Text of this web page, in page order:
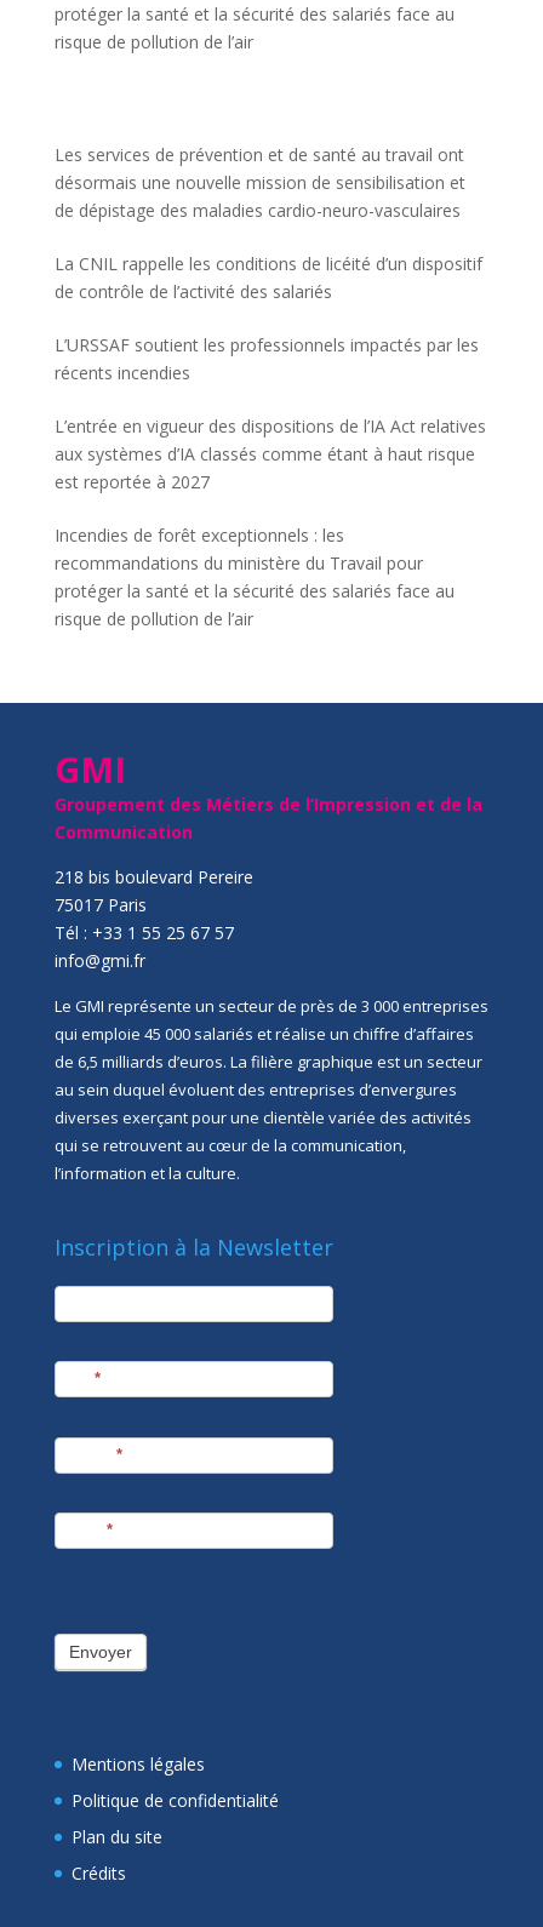
protéger la santé et la sécurité des salariés face au
risque de pollution de l’air
Les services de prévention et de santé au travail ont
désormais une nouvelle mission de sensibilisation et
de dépistage des maladies cardio-neuro-vasculaires
La CNIL rappelle les conditions de licéité d’un dispositif
de contrôle de l’activité des salariés
L’URSSAF soutient les professionnels impactés par les
récents incendies
L’entrée en vigueur des dispositions de l’IA Act relatives
aux systèmes d’IA classés comme étant à haut risque
est reportée à 2027
Incendies de forêt exceptionnels : les
recommandations du ministère du Travail pour
protéger la santé et la sécurité des salariés face au
risque de pollution de l’air
GMI
Groupement des Métiers de l’Impression et de la
Communication
218 bis boulevard Pereire
75017 Paris
Tél : +33 1 55 25 67 57
info@gmi.fr
Le GMI représente un secteur de près de 3 000 entreprises
qui emploie 45 000 salariés et réalise un chiffre d’affaires
de 6,5 milliards d’euros. La filière graphique est un secteur
au sein duquel évoluent des entreprises d’envergures
diverses exerçant pour une clientèle variée des activités
qui se retrouvent au cœur de la communication,
l’information et la culture.
Inscription à la Newsletter
newsletter
*
*
*
Envoyer
Mentions légales
Politique de confidentialité
Plan du site
Crédits